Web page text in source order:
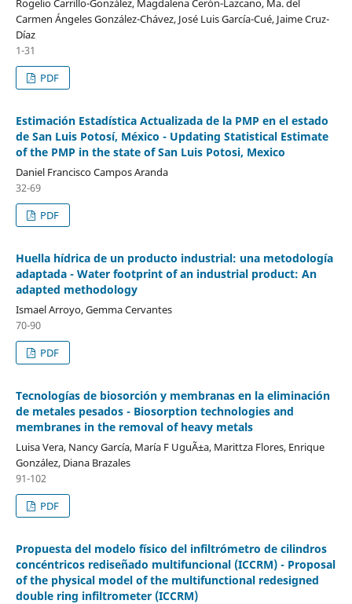
Rogelio Carrillo-González, Magdalena Cerón-Lazcano, Ma. del
Carmen Ángeles González-Chávez, José Luis García-Cué, Jaime Cruz-
Díaz
1-31
PDF
Estimación Estadística Actualizada de la PMP en el estado
de San Luis Potosí, México - Updating Statistical Estimate
of the PMP in the state of San Luis Potosi, Mexico
Daniel Francisco Campos Aranda
32-69
PDF
Huella hídrica de un producto industrial: una metodología
adaptada - Water footprint of an industrial product: An
adapted methodology
Ismael Arroyo, Gemma Cervantes
70-90
PDF
Tecnologías de biosorción y membranas en la eliminación
de metales pesados - Biosorption technologies and
membranes in the removal of heavy metals
Luisa Vera, Nancy García, María F UguÃ±a, Marittza Flores, Enrique
González, Diana Brazales
91-102
PDF
Propuesta del modelo físico del infiltrómetro de cilindros
concéntricos rediseñado multifuncional (ICCRM) - Proposal
of the physical model of the multifunctional redesigned
double ring infiltrometer (ICCRM)